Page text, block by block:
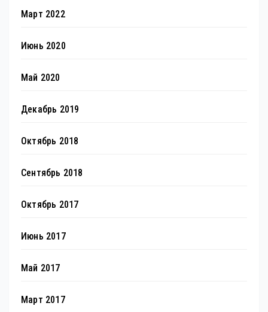
Март 2022
Июнь 2020
Май 2020
Декабрь 2019
Октябрь 2018
Сентябрь 2018
Октябрь 2017
Июнь 2017
Май 2017
Март 2017